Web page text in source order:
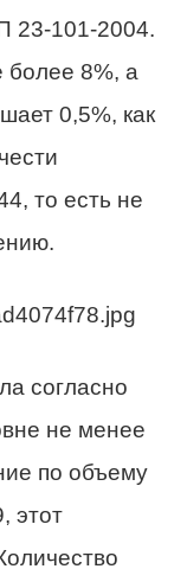
23-101-2004.
8%, а
0,5%, как
то есть не
согласно
не менее
по объему
этот